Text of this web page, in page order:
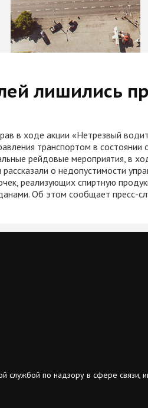
лишились
в ходе акции «Нетрезвый
транспортом в
рейдовые мероприятия, в
о недопустимости
реализующих спиртную
Об этом сообщает пресс-
по надзору в сфере связи,